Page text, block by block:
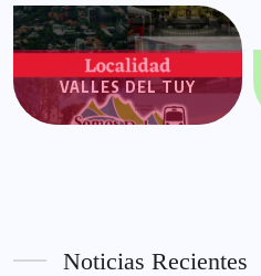
VALLES DEL TUY
Noticias Recientes